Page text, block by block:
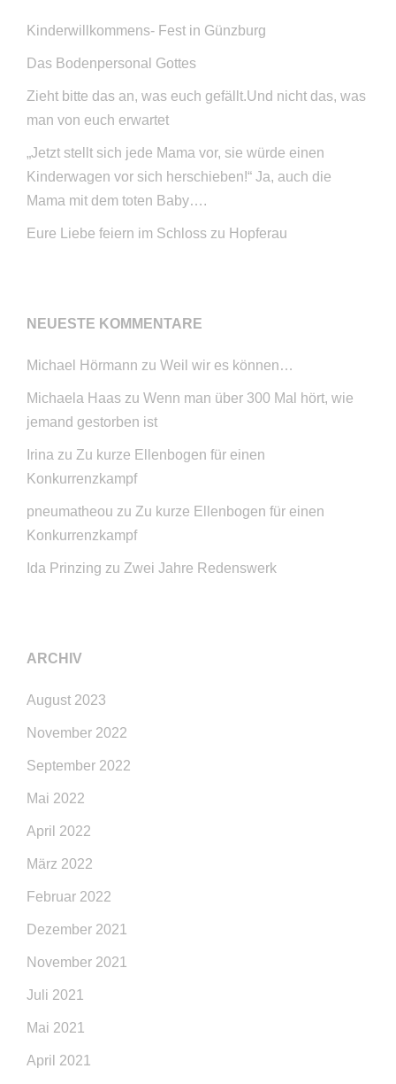
Kinderwillkommens- Fest in Günzburg
Das Bodenpersonal Gottes
Zieht bitte das an, was euch gefällt.Und nicht das, was
man von euch erwartet
„Jetzt stellt sich jede Mama vor, sie würde einen
Kinderwagen vor sich herschieben!“ Ja, auch die
Mama mit dem toten Baby….
Eure Liebe feiern im Schloss zu Hopferau
NEUESTE KOMMENTARE
Michael Hörmann zu Weil wir es können…
Michaela Haas zu Wenn man über 300 Mal hört, wie
jemand gestorben ist
Irina zu Zu kurze Ellenbogen für einen
Konkurrenzkampf
pneumatheou zu Zu kurze Ellenbogen für einen
Konkurrenzkampf
Ida Prinzing zu Zwei Jahre Redenswerk
ARCHIV
August 2023
November 2022
September 2022
Mai 2022
April 2022
März 2022
Februar 2022
Dezember 2021
November 2021
Juli 2021
Mai 2021
April 2021